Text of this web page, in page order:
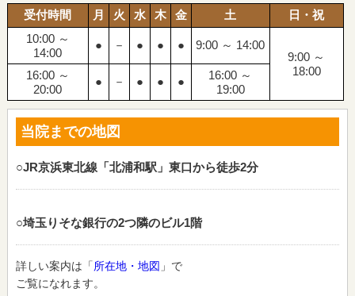
受付時間 月 火 水 木 金 土
日・祝
10:00 ～
14:00
● － ● ● ●
9:00 ～ 14:00
9:00 ～
18:00
16:00 ～
20:00
● － ● ● ●
16:00 ～
19:00
当院までの地図
○JR京浜東北線「北浦和駅」東口から徒歩2分
○埼玉りそな銀行の2つ隣のビル1階
詳しい案内は「所在地・地図 」で
ご覧になれます。